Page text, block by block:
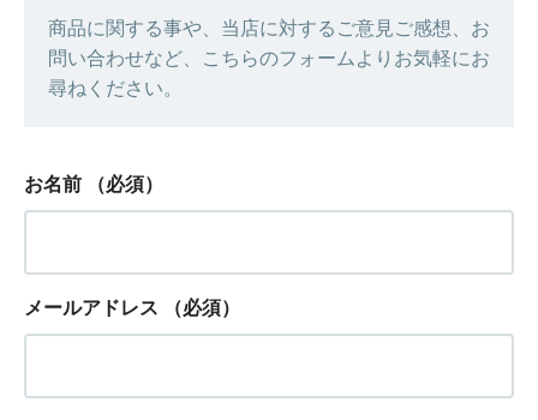
商品に関する事や、当店に対するご意見ご感想、お
問い合わせなど、こちらのフォームよりお気軽にお
尋ねください。
お名前 （必須）
メールアドレス （必須）